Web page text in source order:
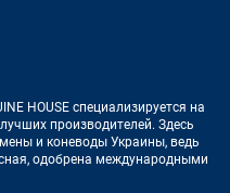
HOUSE специализируется на
производителей. Здесь
и коневоды Украины, ведь
одобрена международными